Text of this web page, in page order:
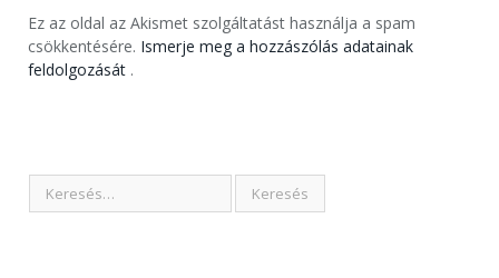
Ez az oldal az Akismet szolgáltatást használja a spam
csökkentésére. Ismerje meg a hozzászólás adatainak
feldolgozását .